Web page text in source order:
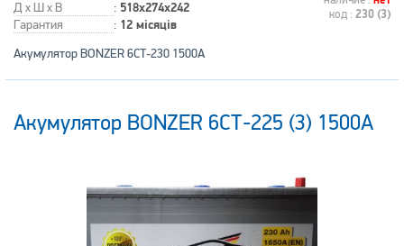
Д x Ш x В : 518x274x242
Гарантия : 12 місяців
код : 230 (3)
Акумулятор BONZER 6СТ-230 1500A
Акумулятор BONZER 6СТ-225 (3) 1500А